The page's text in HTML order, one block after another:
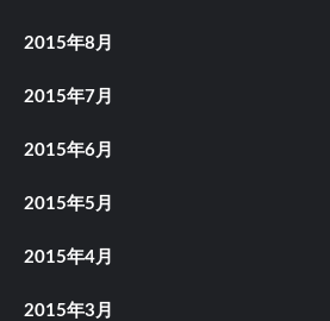
2015年8月
2015年7月
2015年6月
2015年5月
2015年4月
2015年3月